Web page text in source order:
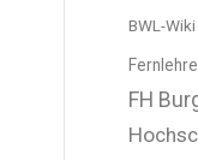
BWL-Wiki
Fernlehre
FH